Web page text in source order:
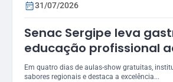
31/07/2026
Senac Sergipe leva
educação profissional
Gastronômico de
Em quatro dias de aulas-show gratuitas,
sabores regionais e destaca a excelência...